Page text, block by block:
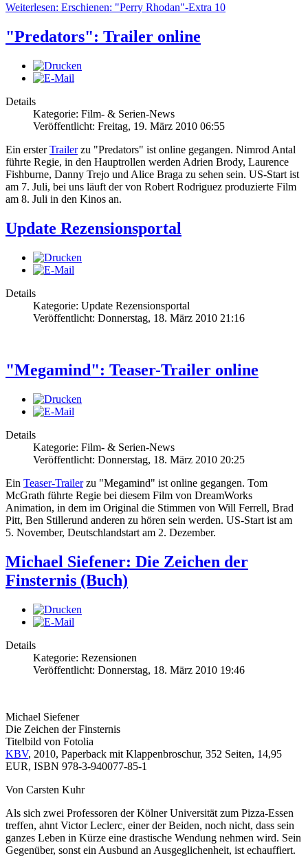
Weiterlesen: Erschienen: "Perry Rhodan"-Extra 10
"Predators": Trailer online
Details
Kategorie: Film- & Serien-News
Veröffentlicht: Freitag, 19. März 2010 06:55
Ein ersterTrailerzu "Predators" ist online gegangen. Nimrod Antal
führte Regie, in den Hauptrollen werden Adrien Brody, Laurence
Fishburne, Danny Trejo und Alice Braga zu sehen sein. US-Start ist
am 7. Juli, bei uns läuft der von Robert Rodriguez produzierte Film
am 8. Juli in den Kinos an.
Update Rezensionsportal
Details
Kategorie: Update Rezensionsportal
Veröffentlicht: Donnerstag, 18. März 2010 21:16
"Megamind": Teaser-Trailer online
Details
Kategorie: Film- & Serien-News
Veröffentlicht: Donnerstag, 18. März 2010 20:25
Ein Teaser-Trailerzu "Megamind" ist online gegangen. Tom
McGrath führte Regie bei diesem Film von DreamWorks
Animation, in dem im Original die Stimmen von Will Ferrell, Brad
Pitt, Ben Stillerund anderen zu hören sein werden. US-Start ist am
5. November, Deutschlandstart am 2. Dezember.
Michael Siefener: Die Zeichen der
Finsternis (Buch)
Details
Kategorie: Rezensionen
Veröffentlicht: Donnerstag, 18. März 2010 19:46
Michael Siefener
Die Zeichen der Finsternis
Titelbild von Fotolia
KBV, 2010, Paperback mit Klappenbroschur, 352 Seiten, 14,95
EUR, ISBN 978-3-940077-85-1
Von Carsten Kuhr
Als sich zwei Professoren der Kölner Universität zum Pizza-Essen
treffen, ahnt Victor Leclerc, einer der Beiden, noch nicht, dass sein
ganzes Leben in Kürze eine drastische Wendung nehmen wird. Sein
Gegenüber, sonst ein Ausbund an Ausgeglichenheit, ist echauffiert.